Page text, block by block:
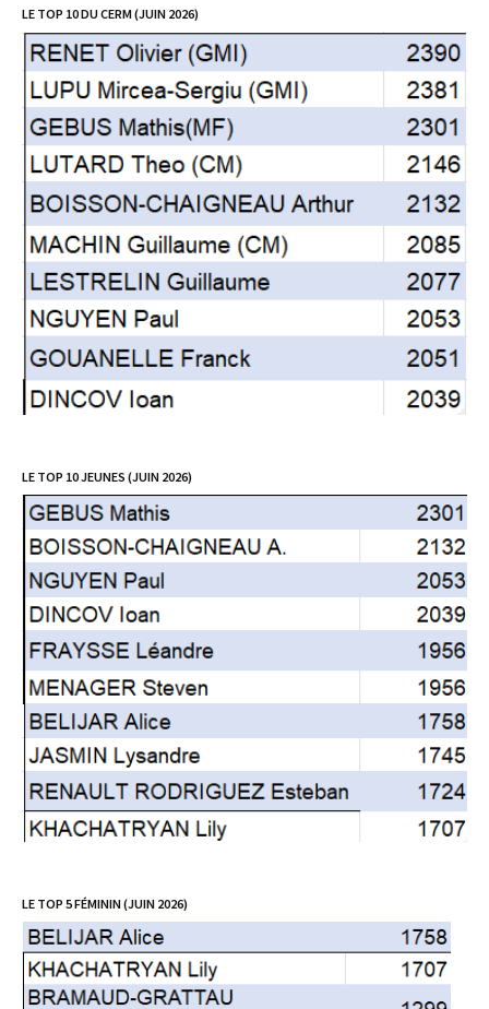
LE TOP 10 DU CERM (JUIN 2026)
LE TOP 10 JEUNES (JUIN 2026)
LE TOP 5 FÉMININ (JUIN 2026)